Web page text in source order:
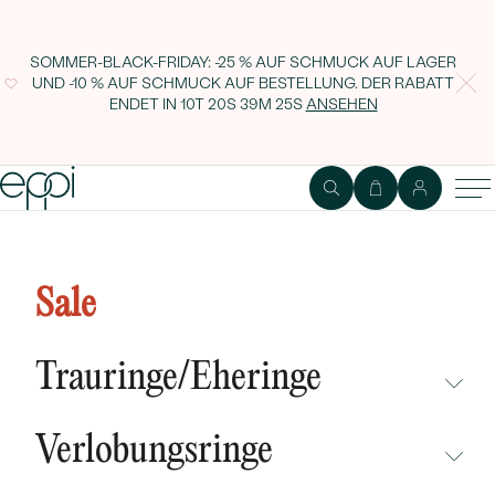
SOMMER-BLACK-FRIDAY: -25 % AUF SCHMUCK AUF LAGER
UND -10 % AUF SCHMUCK AUF BESTELLUNG. DER RABATT
ENDET IN 10T 20S 39M 24S ANSEHEN
Sale
Trauringe/Eheringe
NEUHEITEN
Verlobungsringe
Diamanten Salome